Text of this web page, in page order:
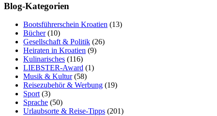
Blog-Kategorien
Bootsführerschein Kroatien (13)
Bücher(10)
Gesellschaft & Politik (26)
Heiraten in Kroatien (9)
Kulinarisches (116)
LIEBSTER-Award (1)
Musik & Kultur(58)
Reisezubehör & Werbung (19)
Sport (3)
Sprache (50)
Urlaubsorte & Reise-Tipps (201)